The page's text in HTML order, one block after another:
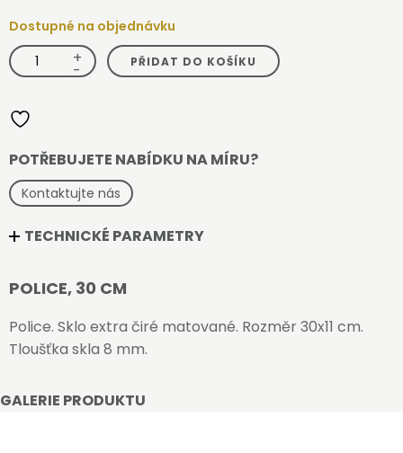
GALERIE PRODUKTU
Dostupné na objednávku
Police,
30
cm
+
- PŘIDAT DO KOŠÍKU
POTŘEBUJETE NABÍDKU NA MÍRU?
Kontaktujte nás
TECHNICKÉ PARAMETRY
POLICE, 30 CM
Police. Sklo extra čiré matované. Rozměr 30x11 cm.
Tloušťka skla 8 mm.